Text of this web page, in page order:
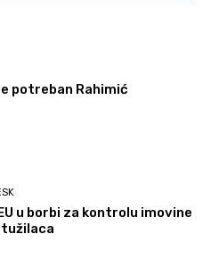
potreban Rahimić
u borbi za kontrolu imovine